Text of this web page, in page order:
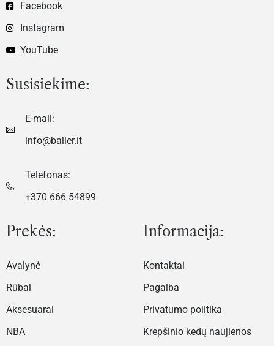
Facebook
Instagram
YouTube
Susisiekime:
E-mail:
info@baller.lt
Telefonas:
+370 666 54899
Prekės:
Avalynė
Rūbai
Aksesuarai
NBA
Informacija:
Kontaktai
Pagalba
Privatumo politika
Krepšinio kedų naujienos